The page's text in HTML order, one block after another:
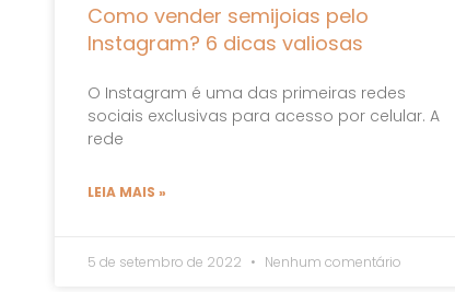
Como vender semijoias pelo
Instagram? 6 dicas valiosas
O Instagram é uma das primeiras redes
sociais exclusivas para acesso por celular. A
rede
LEIA MAIS »
5 de setembro de 2022 Nenhum comentário